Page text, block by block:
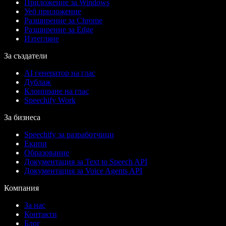
Приложение за Windows
Уеб приложение
Разширение за Chrome
Разширение за Edge
Изтегляне
За създатели
AI генератор на глас
Дублаж
Клониране на глас
Speechify Work
За бизнеса
Speechify за разработчици
Екипи
Образование
Документация за Text to Speech API
Документация за Voice Agents API
Компания
За нас
Контакти
Блог